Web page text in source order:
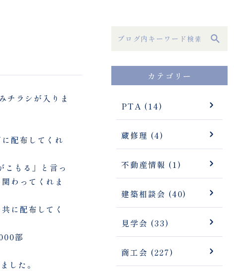
ラシが入りま
配布してくれ
もる」と言っ
わってくれま
に配布してく
部
した。
カテゴリー
PTA (14)
蔵修理 (4)
不動産情報 (1)
建築相談会 (40)
見学会 (33)
商工会 (227)